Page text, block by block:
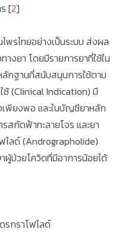
[2]
รไทยอย่างเป็นระบบ ส่งผล
างยา โดยมีรายการยาที่ใช้ใน
กฐานที่สนับสนุนการใช้ตาม
(Clinical Indication) มี
เพียงพอ และในบัญชียาหลัก
สกัดฟ้าทะลายโจร และยา
ไลด์ (Andrographolide)
ป่วยโควิดที่มีอาการน้อยได้
รกราโฟไลด์